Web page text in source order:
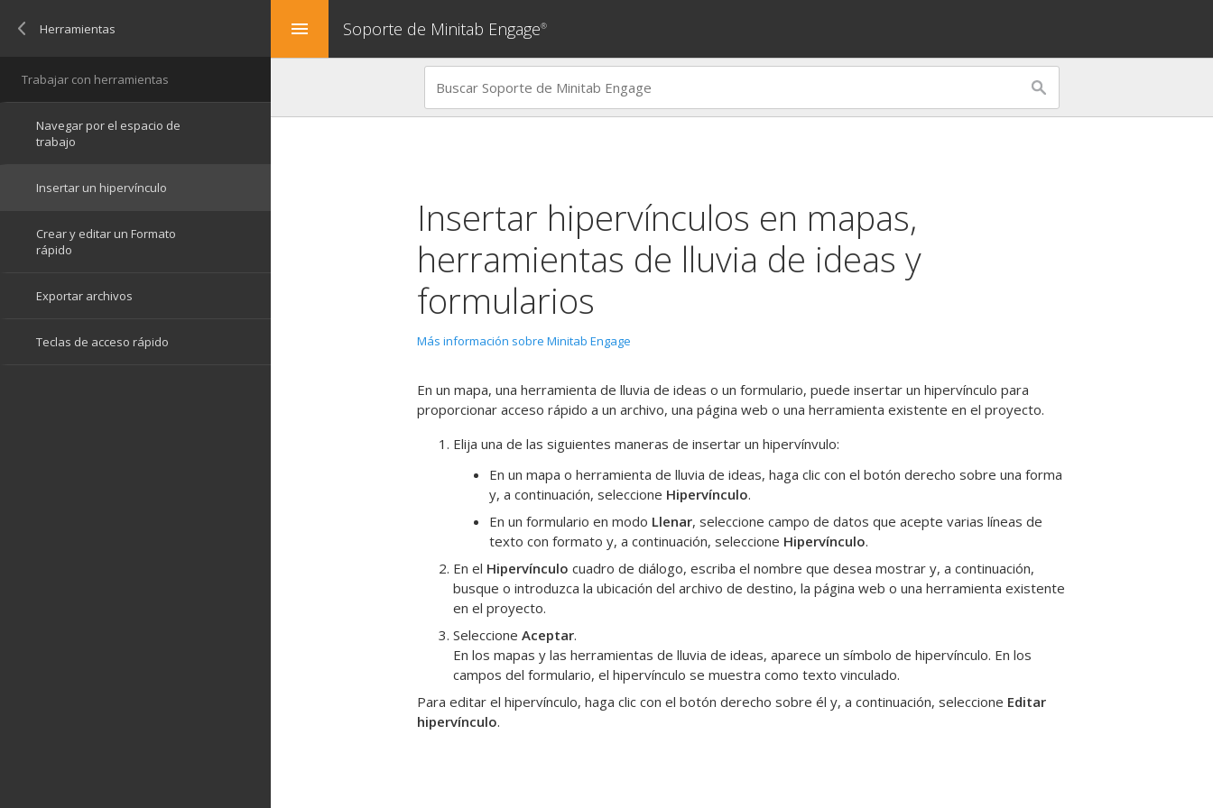
menu Soporte de Minitab Engage®
Insertar hipervínculos en mapas,
herramientas de lluvia de ideas y
formularios
Más información sobre Minitab Engage
En un mapa, una herramienta de lluvia de ideas o un formulario, puede insertar un hipervínculo para
proporcionar acceso rápido a un archivo, una página web o una herramienta existente en el proyecto.
Elija una de las siguientes maneras de insertar un hipervínvulo:
En un mapa o herramienta de lluvia de ideas, haga clic con el botón derecho sobre una forma
y, a continuación, seleccione Hipervínculo.
En un formulario en modo Llenar, seleccione campo de datos que acepte varias líneas de
texto con formato y, a continuación, seleccione Hipervínculo.
En el Hipervínculo cuadro de diálogo, escriba el nombre que desea mostrar y, a continuación,
busque o introduzca la ubicación del archivo de destino, la página web o una herramienta existente
en el proyecto.
Seleccione Aceptar.
En los mapas y las herramientas de lluvia de ideas, aparece un símbolo de hipervínculo. En los
campos del formulario, el hipervínculo se muestra como texto vinculado.
Para editar el hipervínculo, haga clic con el botón derecho sobre él y, a continuación, seleccione Editar
hipervínculo.